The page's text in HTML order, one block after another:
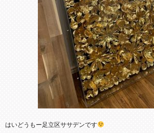
はいどうもー足立区ササデンです